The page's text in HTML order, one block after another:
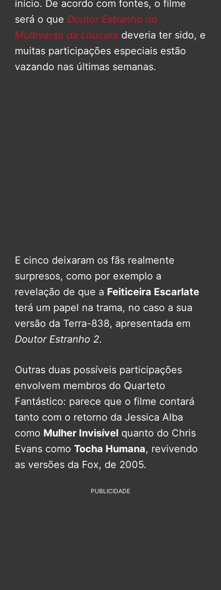
início. De acordo com fontes, o filme
será o que Doutor Estranho no
Multiverso da Loucura deveria ter sido, e
muitas participações especiais estão
vazando nas últimas semanas.
E cinco deixaram os fãs realmente
surpresos, como por exemplo a
revelação de que a Feiticeira Escarlate
terá um papel na trama, no caso a sua
versão da Terra-838, apresentada em
Doutor Estranho 2.
Outras duas possíveis participações
envolvem membros do Quarteto
Fantástico: parece que o filme contará
tanto com o retorno da Jessica Alba
como Mulher Invisível quanto do Chris
Evans como Tocha Humana, revivendo
as versões da Fox, de 2005.
PUBLICIDADE